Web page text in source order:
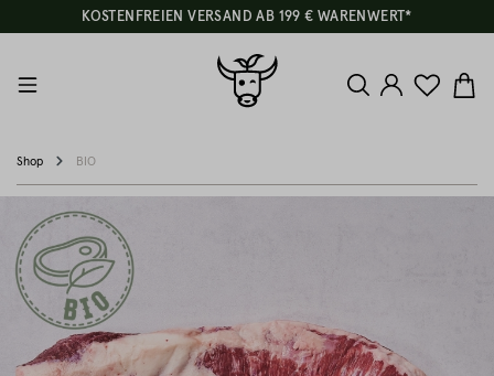
KOSTENFREIEN VERSAND AB 199 € WARENWERT*
Shop BIO